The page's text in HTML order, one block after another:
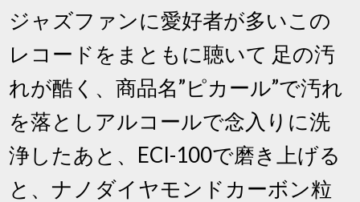
ジャズファンに愛好者が多いこの
レコードをまともに聴いて 足の汚
れが酷く、商品名”ピカール”で汚れ
を落としアルコールで念入りに洗
浄したあと、ECI-100で磨き上げる
と、ナノダイヤモンドカーボン粒